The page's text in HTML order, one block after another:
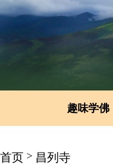
趣味学佛
首页 > 昌列寺